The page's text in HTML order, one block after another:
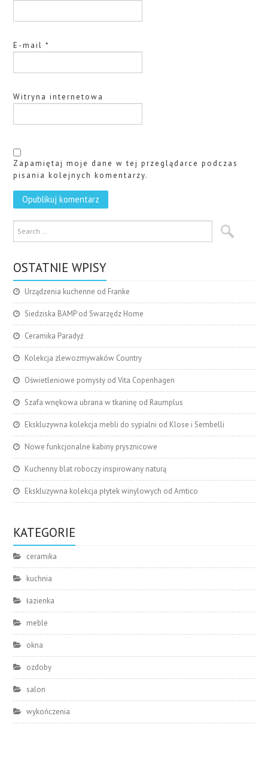
E-mail*
Witryna internetowa
Zapamiętaj moje dane w tej przeglądarce podczas
pisania kolejnych komentarzy.
OSTATNIE WPISY
Urządzenia kuchenne od Franke
Siedziska BAMP od Swarzędz Home
Ceramika Paradyż
Kolekcja zlewozmywaków Country
Oświetleniowe pomysły od Vita Copenhagen
Szafa wnękowa ubrana w tkaninę od Raumplus
Ekskluzywna kolekcja mebli do sypialni od Klose i Sembelli
Nowe funkcjonalne kabiny prysznicowe
Kuchenny blat roboczy inspirowany naturą
Ekskluzywna kolekcja płytek winylowych od Amtico
KATEGORIE
ceramika
kuchnia
łazienka
meble
okna
ozdoby
salon
wykończenia